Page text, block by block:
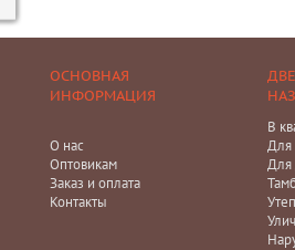
ОСНОВНАЯ
ИНФОРМАЦИЯ
О нас
Оптовикам
Заказ и оплата
Контакты
В
Для
Для